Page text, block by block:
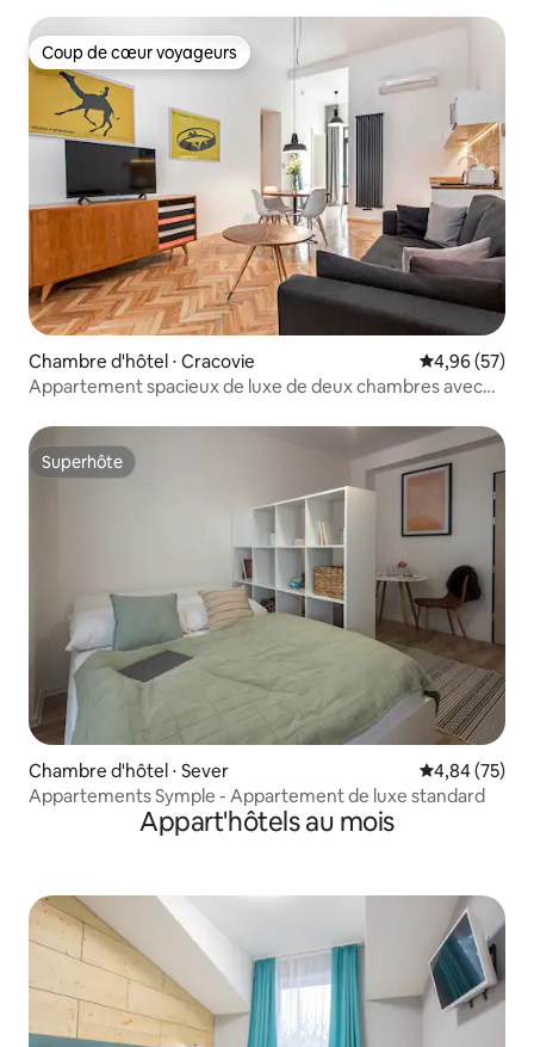
Coup de cœur voyageurs
Coup de cœur voyageurs
Chambre d'hôtel ⋅ Cracovie Évaluation
4,96 (57)
Appartement spacieux de luxe de deux chambres avec
Superhôte
Superhôte
Chambre d'hôtel ⋅ Sever Évaluation
4,84 (75)
Appartements Symple - Appartement de luxe standard
Appart'hôtels au mois